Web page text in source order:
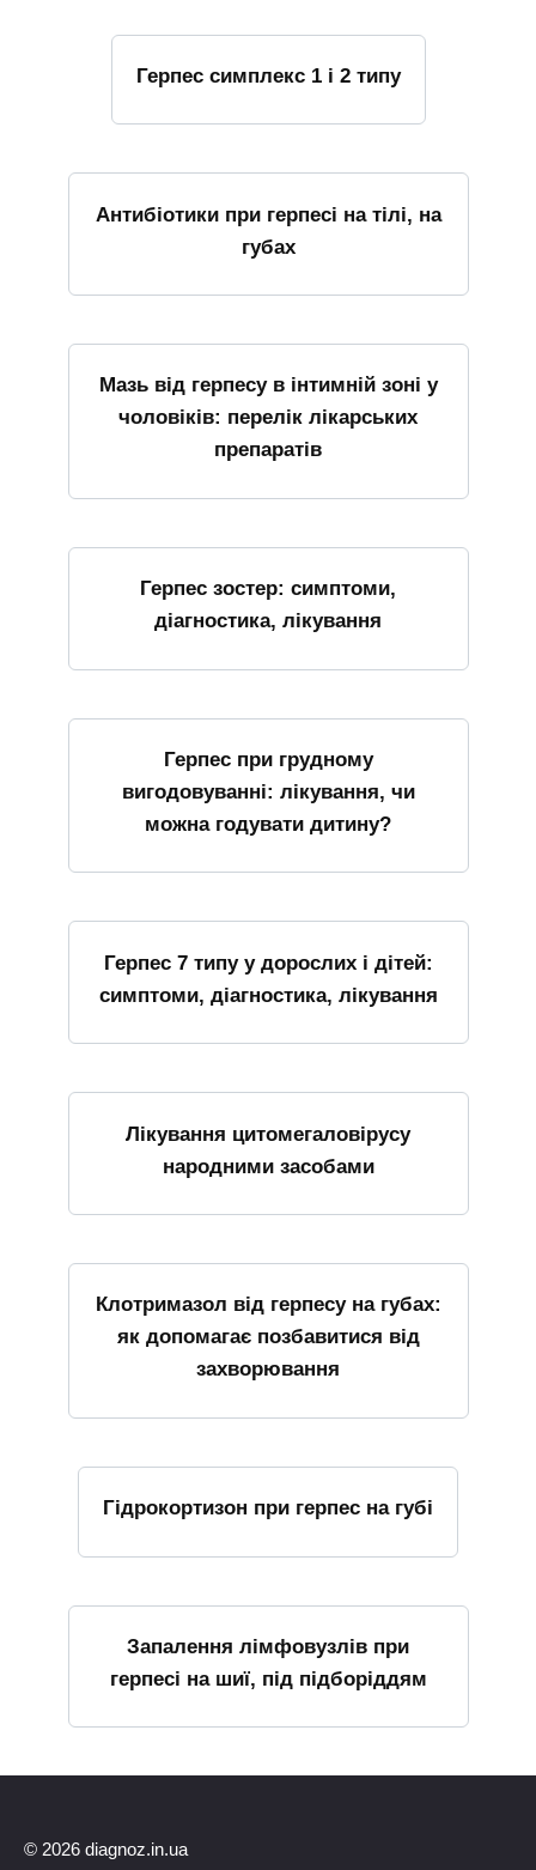
Герпес симплекс 1 і 2 типу
Антибіотики при герпесі на тілі, на
губах
Мазь від герпесу в інтимній зоні у
чоловіків: перелік лікарських
препаратів
Герпес зостер: симптоми,
діагностика, лікування
Герпес при грудному
вигодовуванні: лікування, чи
можна годувати дитину?
Герпес 7 типу у дорослих і дітей:
симптоми, діагностика, лікування
Лікування цитомегаловірусу
народними засобами
Клотримазол від герпесу на губах:
як допомагає позбавитися від
захворювання
Гідрокортизон при герпес на губі
Запалення лімфовузлів при
герпесі на шиї, під підборіддям
© 2026 diagnoz.in.ua